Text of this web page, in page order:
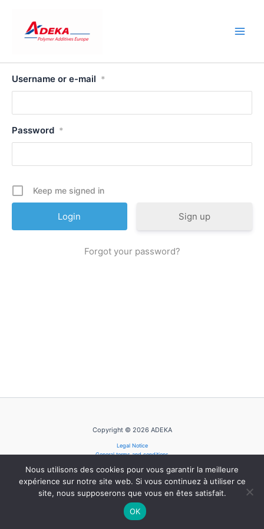
content
Username or e-mail *
Password *
Keep me signed in
Sign up
Forgot your password?
Copyright © 2026 ADEKA
Legal Notice
General terms and conditions
Cookie Policy
Nous utilisons des cookies pour vous garantir la meilleure
expérience sur notre site web. Si vous continuez à utiliser ce
site, nous supposerons que vous en êtes satisfait.
OK